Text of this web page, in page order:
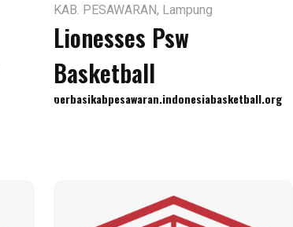
KAB. PESAWARAN, Lampung
Lionesses Psw
Basketball
perbasikabpesawaran.indonesiabasketball.org